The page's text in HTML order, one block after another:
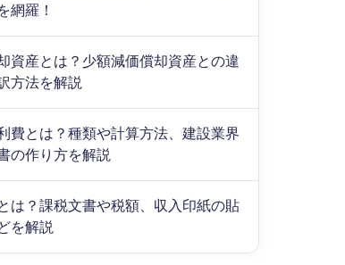
網羅！
資産とは？少額減価償却資産との違
方法を解説
費とは？種類や計算方法、建設業界
の作り方を解説
は？課税文書や税額、収入印紙の貼
を解説